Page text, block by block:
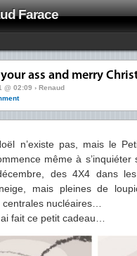
Farace
@ 02:09 › Renaud
n’existe pas, mais le
même à s’inquiéter
des 4X4 dans
mais pleines de
nucléaires…
fait ce petit cadeau…